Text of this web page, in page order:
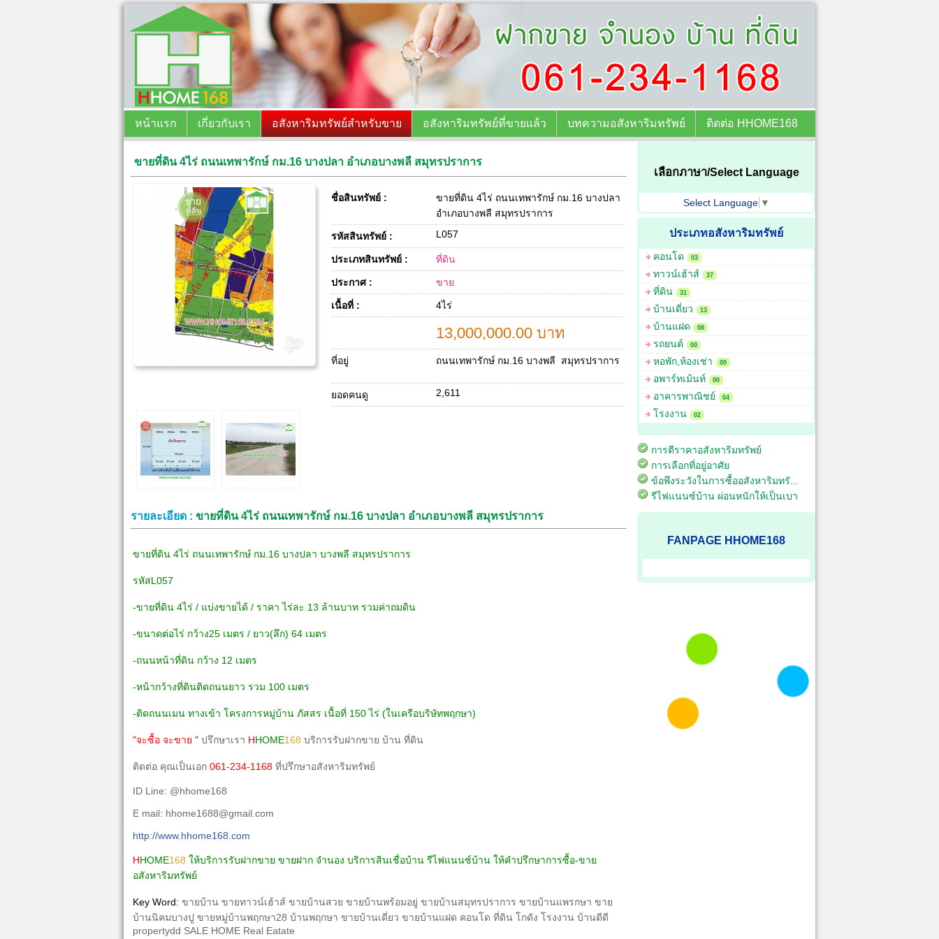
หน้าแรก เกี่ยวกับเรา อสังหาริมทรัพย์สำหรับขาย อสังหาริมทรัพย์ที่ขายแล้ว บทความอสังหาริมทรัพย์ ติดต่อ HHOME168
ขายที่ดิน 4ไร่ ถนนเทพารักษ์ กม.16 บางปลา อำเภอบางพลี สมุทรปราการ
ชื่อสินทรัพย์ :
ขายที่ดิน 4ไร่ ถนนเทพารักษ์ กม.16 บางปลา
อำเภอบางพลี สมุทรปราการ
รหัสสินทรัพย์ : L057
ประเภทสินทรัพย์ : ที่ดิน
ประกาศ : ขาย
เนื้อที่ : 4ไร่
13,000,000.00 บาท
ที่อยู่ ถนนเทพารักษ์ กม.16 บางพลี สมุทรปราการ
ยอดคนดู 2,611
รายละเอียด : ขายที่ดิน 4ไร่ ถนนเทพารักษ์ กม.16 บางปลา อำเภอบางพลี สมุทรปราการ
ขายที่ดิน 4ไร่ ถนนเทพารักษ์ กม.16 บางปลา บางพลี สมุทรปราการ
รหัสL057
-ขายที่ดิน 4ไร่ / แบ่งขายได้ / ราคา ไร่ละ 13 ล้านบาท รวมค่าถมดิน
-ขนาดต่อไร่ กว้าง25 เมตร / ยาว(ลึก) 64 เมตร
-ถนนหน้าที่ดิน กว้าง 12 เมตร
-หน้ากว้างที่ดินติดถนนยาว รวม 100 เมตร
-ติดถนนเมน ทางเข้า โครงการหมู่บ้าน ภัสสร เนื้อที่ 150 ไร่ (ในเครือบริษัทพฤกษา)
"จะซื้อ จะขาย " ปรึกษาเรา HHOME168 บริการรับฝากขาย บ้าน ที่ดิน
ติดต่อ คุณเป็นเอก 061-234-1168 ที่ปรึกษาอสังหาริมทรัพย์
ID Line: @hhome168
E mail: hhome1688@gmail.com
http://www.hhome168.com
HHOME168 ให้บริการรับฝากขาย ขายฝาก จำนอง บริการสินเชื่อบ้าน รีไฟแนนซ์บ้าน ให้คำปรึกษาการซื้อ-ขาย
อสังหาริมทรัพย์
Key Word: ขายบ้าน ขายทาวน์เฮ้าส์ ขายบ้านสวย ขายบ้านพร้อมอยู่ ขายบ้านสมุทรปราการ ขายบ้านแพรกษา ขาย
บ้านนิคมบางปู ขายหมู่บ้านพฤกษา28 บ้านพฤกษา ขายบ้านเดี่ยว ขายบ้านแฝด คอนโด ที่ดิน โกดัง โรงงาน บ้านดีดี
propertydd SALE HOME Real Eatate
เลือกภาษา/Select Language
Select Language ▼
ประเภทอสังหาริมทรัพย์
คอนโด 03
ทาวน์เฮ้าส์ 37
ที่ดิน 31
บ้านเดี่ยว 13
บ้านแฝด 08
รถยนต์ 00
หอพัก,ห้องเช่า 00
อพาร์ทเม้นท์ 00
อาคารพาณิชย์ 04
โรงงาน 02
การตีราคาอสังหาริมทรัพย์
การเลือกที่อยู่อาศัย
ข้อพึงระวังในการซื้ออสังหาริมทรั...
รีไฟแนนซ์บ้าน ผ่อนหนักให้เป็นเบา
FANPAGE HHOME168